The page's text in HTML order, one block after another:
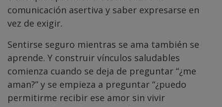
comunicación asertiva y saber expresarse en
vez de exigir.
Sentirse seguro mientras se ama también se
aprende. Y construir vínculos saludables
comienza cuando se deja de preguntar “¿me
aman?” y se empieza a preguntar “¿puedo
permitirme recibir ese amor sin vivir